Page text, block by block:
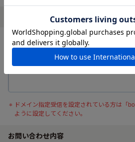
メールアドレス
確認の為、メールアドレスを再度入力し
ドメイン指定受信を設定されている方は「
ように設定してください。
お問い合わせ内容